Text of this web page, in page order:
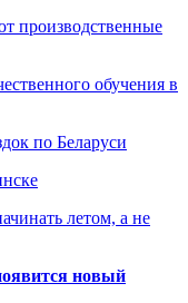
производственные
обучения в
по Беларуси
летом, а не
новый